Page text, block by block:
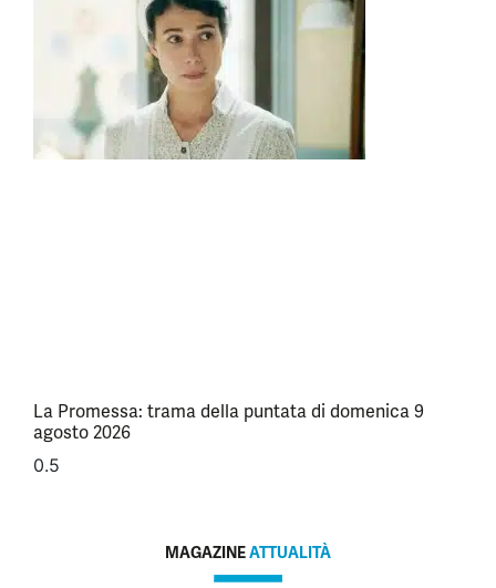
La Promessa: trama della puntata di domenica 9
agosto 2026
MAGAZINEATTUALITÀ